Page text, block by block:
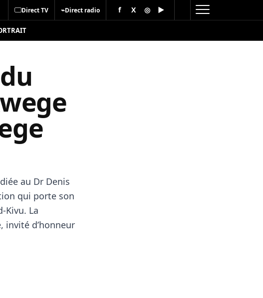
Direct TV ⌁Direct radio f X ◎ ▶
au Dr Denis
qui porte son
Kivu. La
invité d’honneur